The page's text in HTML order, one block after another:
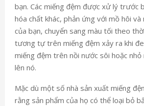
bạn. Các miếng đệm được xử lý trước
hóa chất khác, phản ứng với mồ hôi
của bạn, chuyển sang màu tối theo
tương tự trên miếng đệm xảy ra khi
miếng đệm trên nồi nước sôi hoặc
lên nó.
Mặc dù một số nhà sản xuất miếng
rằng sản phẩm của họ có thể loại bỏ